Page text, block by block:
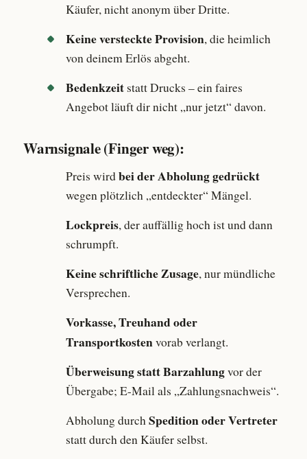
Käufer, nicht anonym über Dritte.
Keine versteckte Provision, die heimlich
von deinem Erlös abgeht.
Bedenkzeit statt Drucks – ein faires
Angebot läuft dir nicht „nur jetzt“ davon.
Warnsignale (Finger weg):
Preis wirdbei der Abholung gedrückt
wegen plötzlich „entdeckter“ Mängel.
Lockpreis, der auffällig hoch ist und dann
schrumpft.
Keine schriftliche Zusage, nur mündliche
Versprechen.
Vorkasse, Treuhand oder
Transportkostenvorab verlangt.
Überweisung statt Barzahlungvor der
Übergabe; E-Mail als „Zahlungsnachweis“.
Abholung durchSpedition oder Vertreter
statt durch den Käufer selbst.